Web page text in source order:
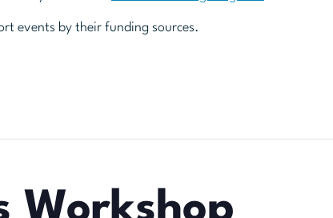
events by their funding sources.